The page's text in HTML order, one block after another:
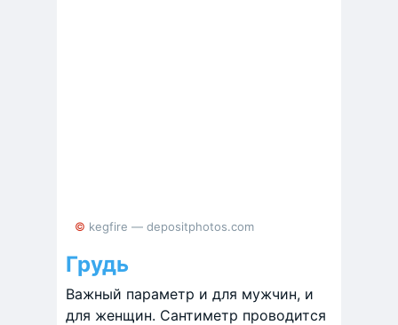
© kegfire — depositphotos.com
Грудь
Важный параметр и для мужчин, и
для женщин. Сантиметр проводится